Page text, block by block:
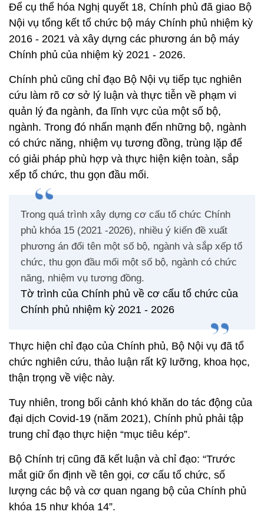
Để cụ thể hóa Nghị quyết 18, Chính phủ đã giao Bộ
Nội vụ tổng kết tổ chức bộ máy Chính phủ nhiệm kỳ
2016 - 2021 và xây dựng các phương án bộ máy
Chính phủ của nhiệm kỳ 2021 - 2026.
Chính phủ cũng chỉ đạo Bộ Nội vụ tiếp tục nghiên
cứu làm rõ cơ sở lý luận và thực tiễn về phạm vi
quản lý đa ngành, đa lĩnh vực của một số bộ,
ngành. Trong đó nhấn mạnh đến những bộ, ngành
có chức năng, nhiệm vụ tương đồng, trùng lặp để
có giải pháp phù hợp và thực hiện kiện toàn, sắp
xếp tổ chức, thu gọn đầu mối.
Trong quá trình xây dựng cơ cấu tổ chức Chính
phủ khóa 15 (2021 -2026), nhiều ý kiến đề xuất
phương án đổi tên một số bộ, ngành và sắp xếp tổ
chức, thu gọn đầu mối một số bộ, ngành có chức
năng, nhiệm vụ tương đồng.
Tờ trình của Chính phủ về cơ cấu tổ chức của
Chính phủ nhiệm kỳ 2021 - 2026
Thực hiện chỉ đạo của Chính phủ, Bộ Nội vụ đã tổ
chức nghiên cứu, thảo luận rất kỹ lưỡng, khoa học,
thận trọng về việc này.
Tuy nhiên, trong bối cảnh khó khăn do tác động của
đại dịch Covid-19 (năm 2021), Chính phủ phải tập
trung chỉ đạo thực hiện “mục tiêu kép”.
Bộ Chính trị cũng đã kết luận và chỉ đạo: “Trước
mắt giữ ổn định về tên gọi, cơ cấu tổ chức, số
lượng các bộ và cơ quan ngang bộ của Chính phủ
khóa 15 như khóa 14”.